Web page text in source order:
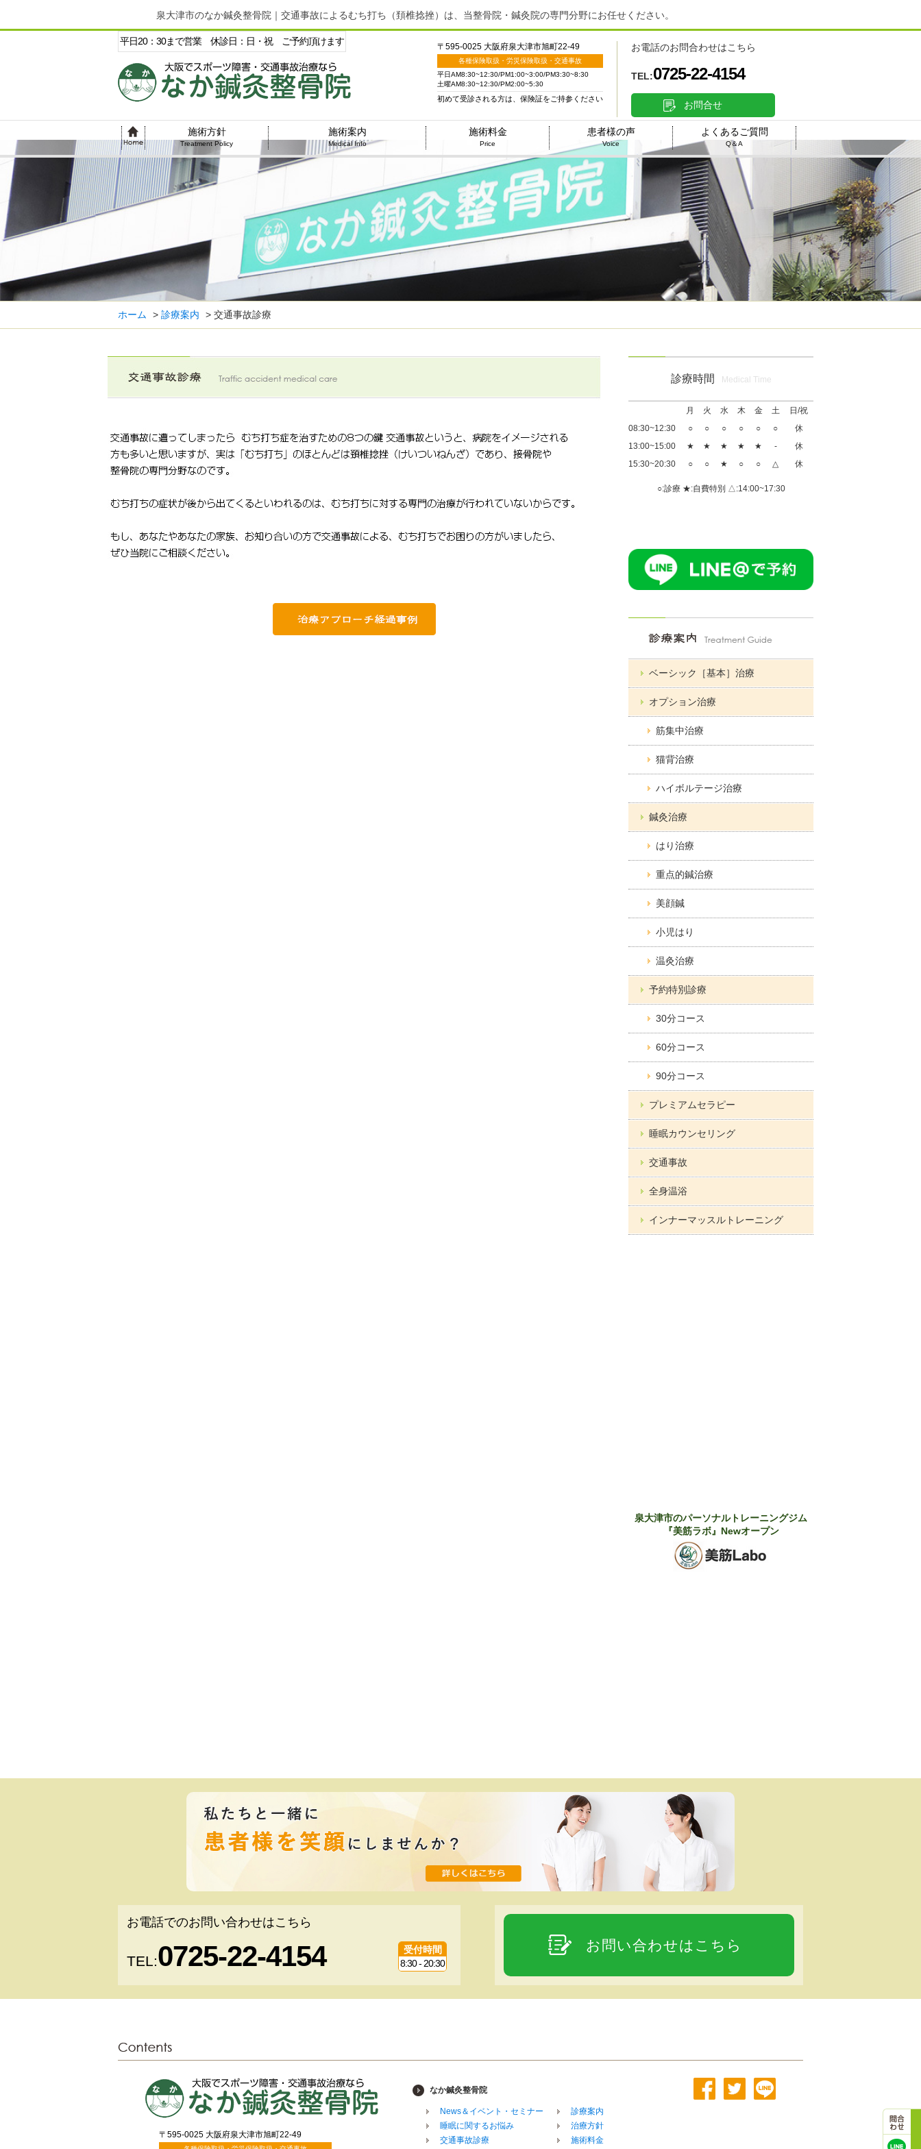
泉大津市のなか鍼灸整骨院｜交通事故によるむち打ち（頚椎捻挫）は、当整骨院・鍼灸院の専門分野にお任せください。
平日20：30まで営業 休診日：日・祝 ご予約頂けます 〒595-0025 大阪府泉大津市旭町22-49
各種保険取扱・労災保険取扱・交通事故
平日AM8:30~12:30/PM1:00~3:00/PM3:30~8:30
土曜AM8:30~12:30/PM2:00~5:30
初めて受診される方は、保険証をご持参ください
お電話のお問合わせはこちら
TEL:0725-22-4154
お問合せ
施術方針
Treatment Policy
施術案内
Medical Info
施術料金
Price
患者様の声
Voice
よくあるご質問
Q＆A
ホーム > 診療案内 > 交通事故診療
診療時間 Medical Time
月 火 水 木 金 土
日/祝
08:30~12:30
○ ○ ○ ○ ○ ○
休
13:00~15:00
★ ★ ★ ★ ★ -
休
15:30~20:30
○ ○ ★ ○ ○ △ 休
○:診療 ★:自費特別 △:14:00~17:30
ベーシック［基本］治療
オプション治療
筋集中治療
猫背治療
ハイボルテージ治療
鍼灸治療
はり治療
重点的鍼治療
美顔鍼
小児はり
温灸治療
予約特別診療
30分コース
60分コース
90分コース
プレミアムセラピー
睡眠カウンセリング
交通事故
全身温浴
インナーマッスルトレーニング
泉大津市のパーソナルトレーニングジム
『美筋ラボ』Newオープン
お電話でのお問い合わせはこちら
TEL:0725-22-4154
受付時間
8:30 - 20:30
お問い合わせはこちら
〒595-0025 大阪府泉大津市旭町22-49
なか鍼灸整骨院
News＆イベント・セミナー
睡眠に関するお悩み
交通事故診療
診療案内
治療方針
施術料金